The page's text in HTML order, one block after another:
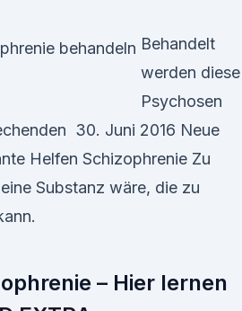
Behandelt
werden diese
Psychosen
30. Juni 2016 Neue
Helfen Schizophrenie Zu
Substanz wäre, die zu
– Hier lernen